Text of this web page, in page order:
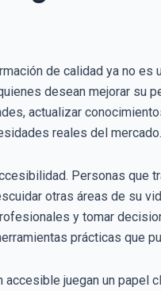
de calidad ya no es
desean mejorar su
actualizar
reales del mercado.
Personas que
otras áreas de su
y tomar
prácticas que
juegan un papel